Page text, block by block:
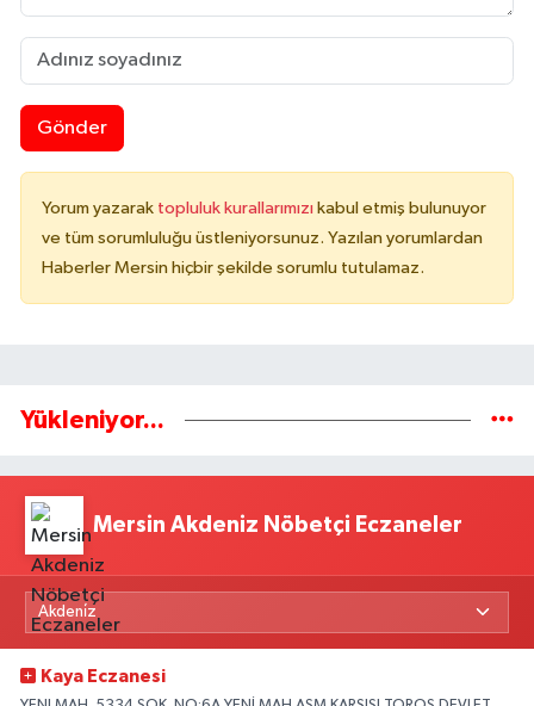
Gönder
Yorum yazarak topluluk kurallarımızı kabul etmiş bulunuyor
ve tüm sorumluluğu üstleniyorsunuz. Yazılan yorumlardan
Haberler Mersin hiçbir şekilde sorumlu tutulamaz.
Yükleniyor...
Mersin Akdeniz Nöbetçi Eczaneler
Kaya Eczanesi